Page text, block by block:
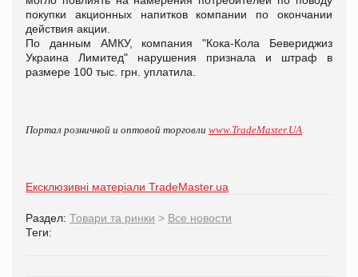
покупки акционных напитков компании по окончании
действия акции.
По данным АМКУ, компания "Кока-Кола Бевериджиз
Украина Лимитед" нарушения признала и штраф в
размере 100 тыс. грн. уплатила.
Портал розничной и оптовой торговли www.TradeMaster.UA
Ексклюзивні матеріали TradeMaster.ua
Раздел: Товари та ринки > Все новости
Теги: